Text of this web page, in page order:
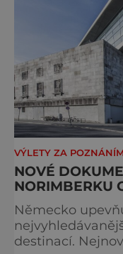
VÝLETY ZA
NOVÉ
NORIMBERKU
Německo
destinací.